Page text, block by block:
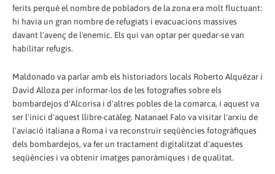
ferits perquè el nombre de pobladors de la zona era molt fluctuant:
hi havia un gran nombre de refugiats i evacuacions massives
davant l'avenç de l'enemic. Els qui van optar per quedar-se van
habilitar refugis.
Maldonado va parlar amb els historiadors locals Roberto Alquézar i
David Alloza per informar-los de les fotografies sobre els
bombardejos d'Alcorisa i d'altres pobles de la comarca, i aquest va
ser l'inici d'aquest llibre-catàleg. Natanael Falo va visitar l'arxiu de
l'aviació italiana a Roma i va reconstruir seqüències fotogràfiques
dels bombardejos, va fer un tractament digitalitzat d'aquestes
seqüències i va obtenir imatges panoràmiques i de qualitat.